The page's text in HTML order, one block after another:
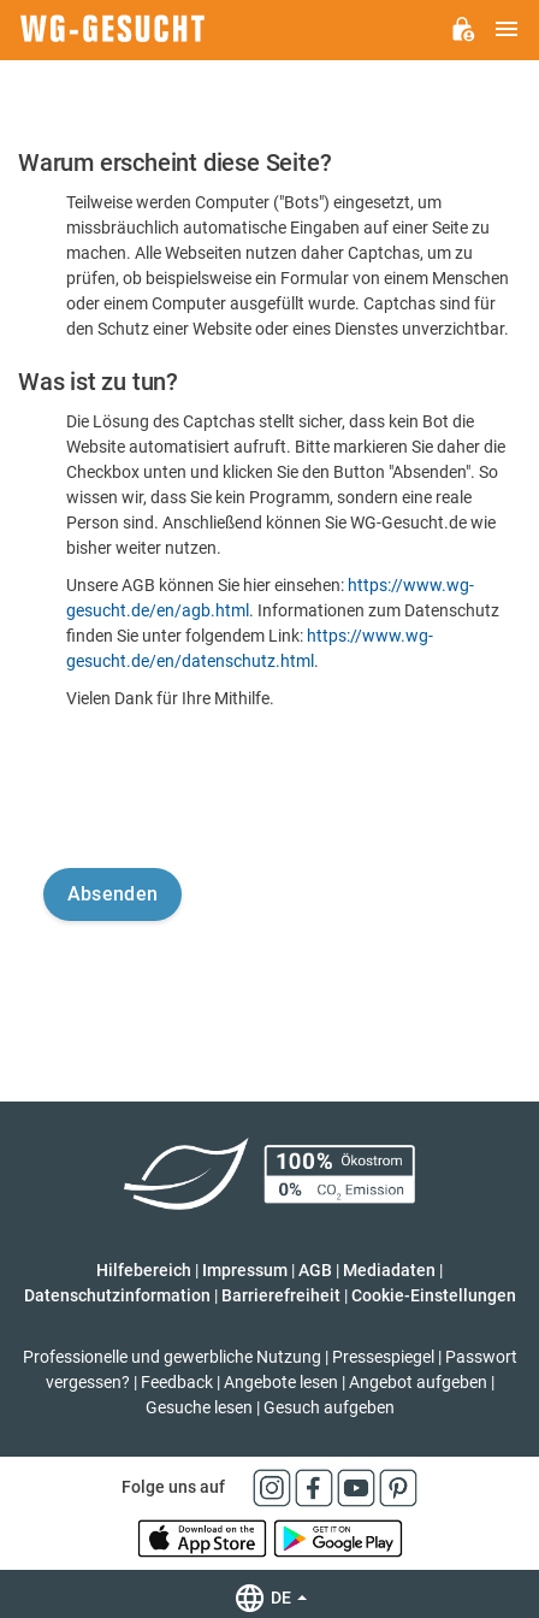
Bitte
dass
sind
Warum erscheint diese Seite?
Teilweise werden Computer ("Bots") eingesetzt, um
missbräuchlich automatische Eingaben auf einer Seite zu
machen. Alle Webseiten nutzen daher Captchas, um zu
prüfen, ob beispielsweise ein Formular von einem Menschen
oder einem Computer ausgefüllt wurde. Captchas sind für
den Schutz einer Website oder eines Dienstes unverzichtbar.
Was ist zu tun?
Die Lösung des Captchas stellt sicher, dass kein Bot die
Website automatisiert aufruft. Bitte markieren Sie daher die
Checkbox unten und klicken Sie den Button "Absenden". So
wissen wir, dass Sie kein Programm, sondern eine reale
Person sind. Anschließend können Sie WG-Gesucht.de wie
bisher weiter nutzen.
Unsere AGB können Sie hier einsehen: https://www.wg-
gesucht.de/en/agb.html . Informationen zum Datenschutz
finden Sie unter folgendem Link: https://www.wg-
gesucht.de/en/datenschutz.html .
Vielen Dank für Ihre Mithilfe.
Hilfebereich | Impressum |AGB | Mediadaten |
Datenschutzinformation | Barrierefreiheit | Cookie-Einstellungen
Professionelle und gewerbliche Nutzung | Pressespiegel | Passwort
vergessen? | Feedback | Angebote lesen | Angebot aufgeben |
Gesuche lesen | Gesuch aufgeben
Folge uns auf
DE